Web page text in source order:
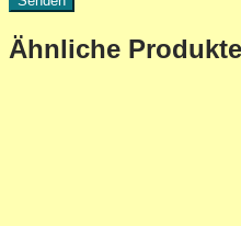
Ähnliche Produkte